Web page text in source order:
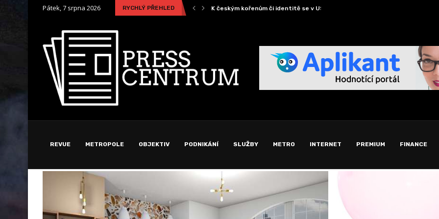
Pátek, 7 srpna 2026 RYCHLÝ PŘEHLED
Žena vyhrála soud s bankou ohledně poplatku za... K českým kořenům či identitě se v USA...
REVUE METROPOLE OBJEKTIV PODNIKÁNÍ SLUŽBY METRO INTERNET PREMIUM FINANCE